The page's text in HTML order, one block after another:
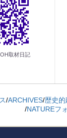
取材日記
/ARCHIVES/歴史的
/NATUREフ